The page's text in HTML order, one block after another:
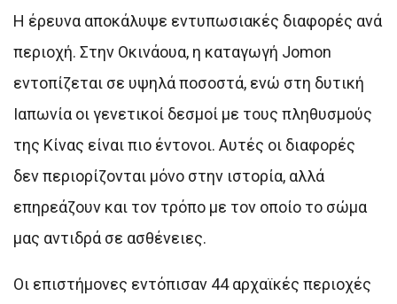
Η έρευνα αποκάλυψε εντυπωσιακές διαφορές ανά
περιοχή. Στην Οκινάουα, η καταγωγή Jomon
εντοπίζεται σε υψηλά ποσοστά, ενώ στη δυτική
Ιαπωνία οι γενετικοί δεσμοί με τους πληθυσμούς
της Κίνας είναι πιο έντονοι. Αυτές οι διαφορές
δεν περιορίζονται μόνο στην ιστορία, αλλά
επηρεάζουν και τον τρόπο με τον οποίο το σώμα
μας αντιδρά σε ασθένειες.
Οι επιστήμονες εντόπισαν 44 αρχαϊκές περιοχές